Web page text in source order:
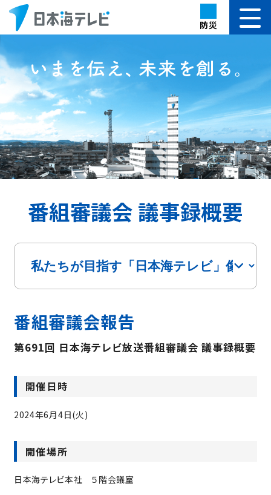
防災
番組審議会 議事録概要
番組審議会報告
第691回 日本海テレビ放送番組審議会 議事録概要
開催日時
2024年6月4日(火)
開催場所
日本海テレビ本社 ５階会議室